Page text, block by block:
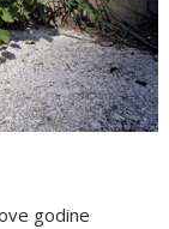
godine